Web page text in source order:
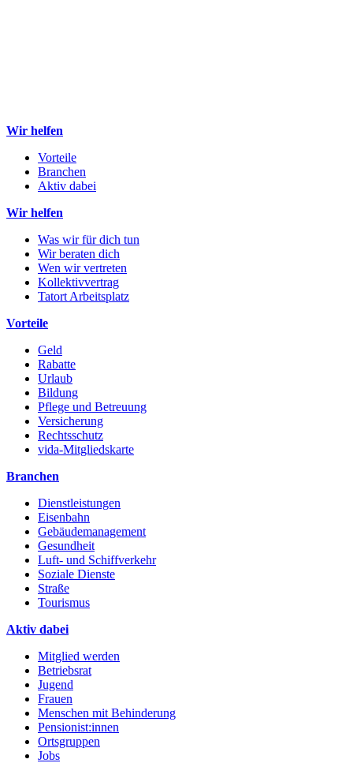
Wir helfen
Vorteile
Branchen
Aktiv dabei
Wir helfen
Was wir für dich tun
Wir beraten dich
Wen wir vertreten
Kollektivvertrag
Tatort Arbeitsplatz
Vorteile
Geld
Rabatte
Urlaub
Bildung
Pflege und Betreuung
Versicherung
Rechtsschutz
vida-Mitgliedskarte
Branchen
Dienstleistungen
Eisenbahn
Gebäudemanagement
Gesundheit
Luft- und Schiffverkehr
Soziale Dienste
Straße
Tourismus
Aktiv dabei
Mitglied werden
Betriebsrat
Jugend
Frauen
Menschen mit Behinderung
Pensionist:innen
Ortsgruppen
Jobs